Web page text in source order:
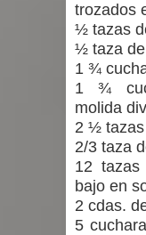
trozados
½ tazas
½ taza
1 ¾
1 ¾
molida
2 ½
2/3 taza
12 tazas
bajo en
2 cdas.
5